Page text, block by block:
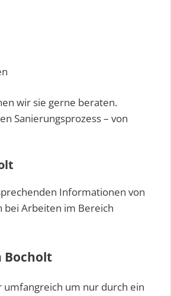
wir sie gerne beraten.
Sanierungsprozess – von
Informationen von
bei Arbeiten im Bereich
Bocholt
umfangreich um nur durch ein